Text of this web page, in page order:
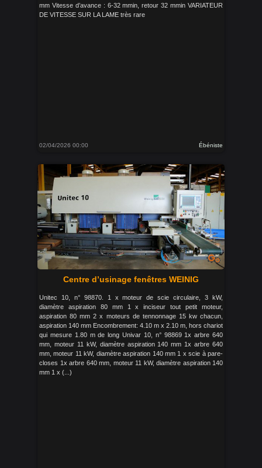
mm Vitesse d’avance : 6-32 mmin, retour 32 mmin VARIATEUR
DE VITESSE SUR LA LAME très rare
02/04/2026 00:00 Ébéniste
Centre d’usinage fenêtres WEINIG
Unitec 10, n° 98870. 1 x moteur de scie circulaire, 3 kW,
diamètre aspiration 80 mm 1 x inciseur tout petit moteur,
aspiration 80 mm 2 x moteurs de tennonnage 15 kw chacun,
aspiration 140 mm Encombrement: 4.10 m x 2.10 m, hors chariot
qui mesure 1.80 m de long Univar 10, n° 98869 1x arbre 640
mm, moteur 11 kW, diamètre aspiration 140 mm 1x arbre 640
mm, moteur 11 kW, diamètre aspiration 140 mm 1 x scie à pare-
closes 1x arbre 640 mm, moteur 11 kW, diamètre aspiration 140
mm 1 x (...)